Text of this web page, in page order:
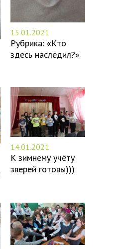
15.01.2021
Рубрика: «Кто
здесь наследил?»
14.01.2021
К зимнему учёту
зверей готовы)))